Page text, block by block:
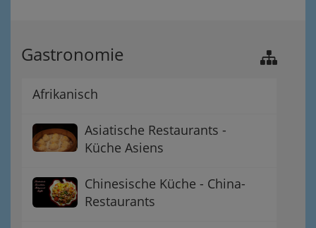
Gastronomie
Afrikanisch
Asiatische Restaurants -
Küche Asiens
Chinesische Küche - China-
Restaurants